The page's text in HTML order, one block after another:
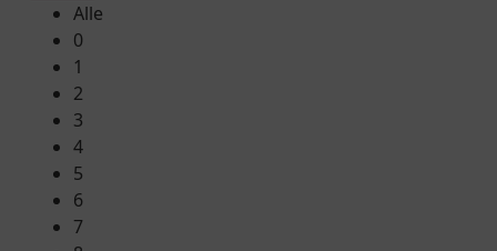
Alle
0
1
2
3
4
5
6
7